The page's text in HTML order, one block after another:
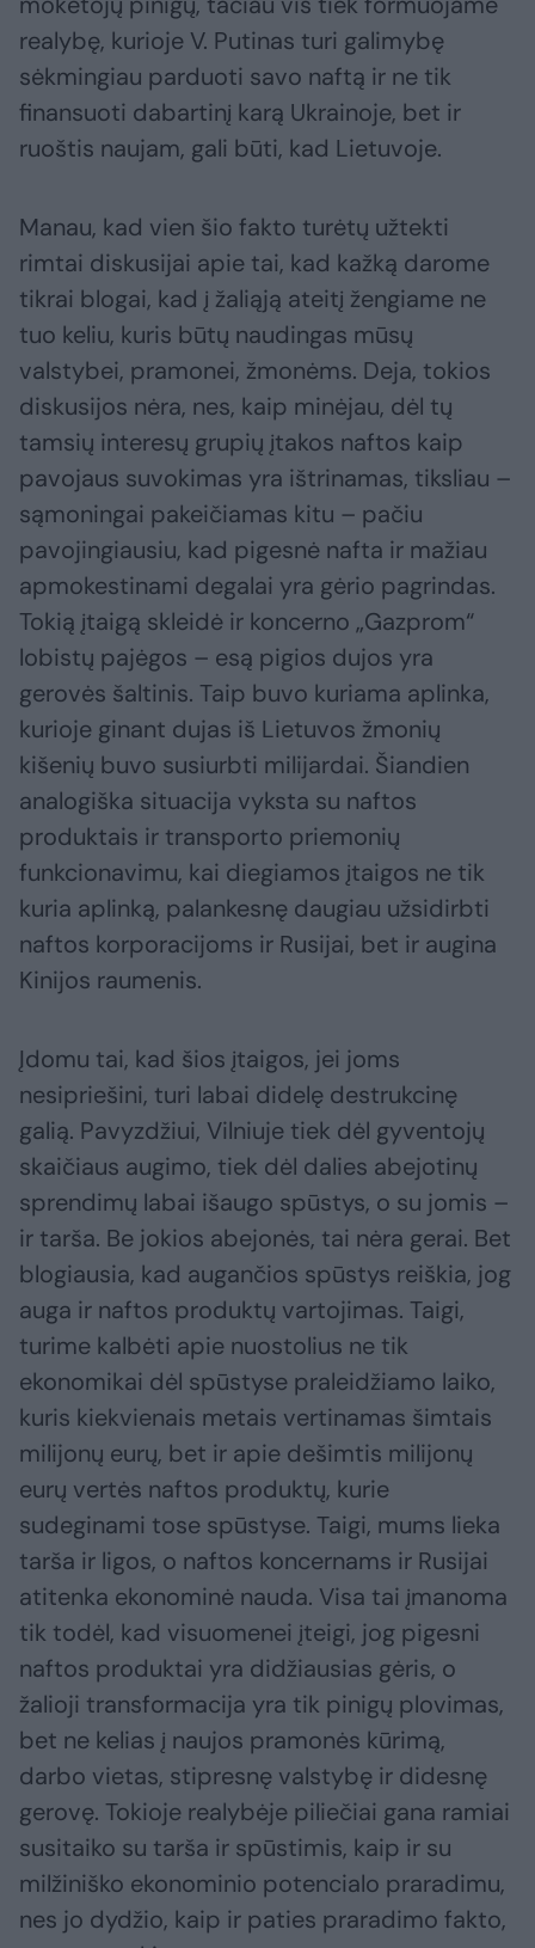
realybę, kurioje V. Putinas turi galimybę
sėkmingiau parduoti savo naftą ir ne tik
finansuoti dabartinį karą Ukrainoje, bet ir
ruoštis naujam, gali būti, kad Lietuvoje.
Manau, kad vien šio fakto turėtų užtekti
rimtai diskusijai apie tai, kad kažką darome
tikrai blogai, kad į žaliąją ateitį žengiame ne
tuo keliu, kuris būtų naudingas mūsų
valstybei, pramonei, žmonėms. Deja, tokios
diskusijos nėra, nes, kaip minėjau, dėl tų
tamsių interesų grupių įtakos naftos kaip
pavojaus suvokimas yra ištrinamas, tiksliau –
sąmoningai pakeičiamas kitu – pačiu
pavojingiausiu, kad pigesnė nafta ir mažiau
apmokestinami degalai yra gėrio pagrindas.
Tokią įtaigą skleidė ir koncerno „Gazprom“
lobistų pajėgos – esą pigios dujos yra
gerovės šaltinis. Taip buvo kuriama aplinka,
kurioje ginant dujas iš Lietuvos žmonių
kišenių buvo susiurbti milijardai. Šiandien
analogiška situacija vyksta su naftos
produktais ir transporto priemonių
funkcionavimu, kai diegiamos įtaigos ne tik
kuria aplinką, palankesnę daugiau užsidirbti
naftos korporacijoms ir Rusijai, bet ir augina
Kinijos raumenis.
Įdomu tai, kad šios įtaigos, jei joms
nesipriešini, turi labai didelę destrukcinę
galią. Pavyzdžiui, Vilniuje tiek dėl gyventojų
skaičiaus augimo, tiek dėl dalies abejotinų
sprendimų labai išaugo spūstys, o su jomis –
ir tarša. Be jokios abejonės, tai nėra gerai. Bet
blogiausia, kad augančios spūstys reiškia, jog
auga ir naftos produktų vartojimas. Taigi,
turime kalbėti apie nuostolius ne tik
ekonomikai dėl spūstyse praleidžiamo laiko,
kuris kiekvienais metais vertinamas šimtais
milijonų eurų, bet ir apie dešimtis milijonų
eurų vertės naftos produktų, kurie
sudeginami tose spūstyse. Taigi, mums lieka
tarša ir ligos, o naftos koncernams ir Rusijai
atitenka ekonominė nauda. Visa tai įmanoma
tik todėl, kad visuomenei įteigi, jog pigesni
naftos produktai yra didžiausias gėris, o
žalioji transformacija yra tik pinigų plovimas,
bet ne kelias į naujos pramonės kūrimą,
darbo vietas, stipresnę valstybę ir didesnę
gerovę. Tokioje realybėje piliečiai gana ramiai
susitaiko su tarša ir spūstimis, kaip ir su
milžiniško ekonominio potencialo praradimu,
nes jo dydžio, kaip ir paties praradimo fakto,